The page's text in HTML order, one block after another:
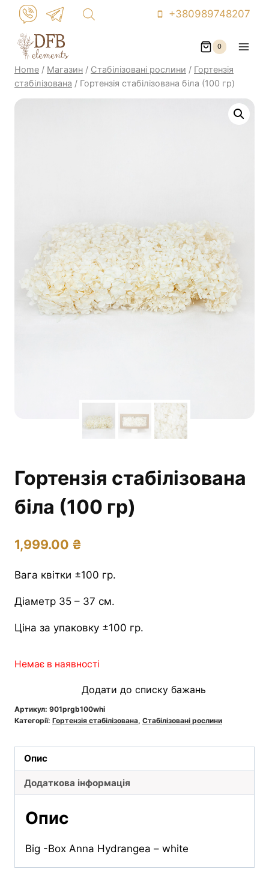
Skip
content
+380989748207
0
Home / Магазин / Стабілізовані рослини / Гортензія
стабілізована / Гортензія стабілізована біла (100 гр)
Гортензія стабілізована
біла (100 гр)
1,999.00 ₴
Вага квітки ±100 гр.
Діаметр 35 – 37 см.
Ціна за упаковку ±100 гр.
Немає в наявності
Додати до списку бажань
Артикул: 901prgb100whi
Категорії: Гортензія стабілізована, Стабілізовані рослини
Опис
Додаткова інформація
Опис
Big -Box Anna Hydrangea – white